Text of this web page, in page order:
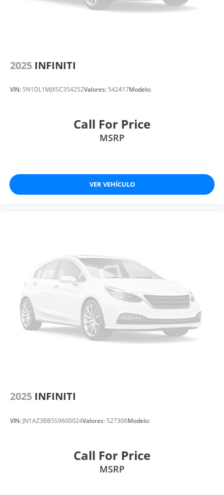
2025 INFINITI
VIN: 5N1DL1MJXSC354252Valores: 542417Modelo:
Call For Price
MSRP
VER VEHÍCULO
2025 INFINITI
VIN: JN1AZ3BB5S9600024Valores: 527306Modelo:
Call For Price
MSRP